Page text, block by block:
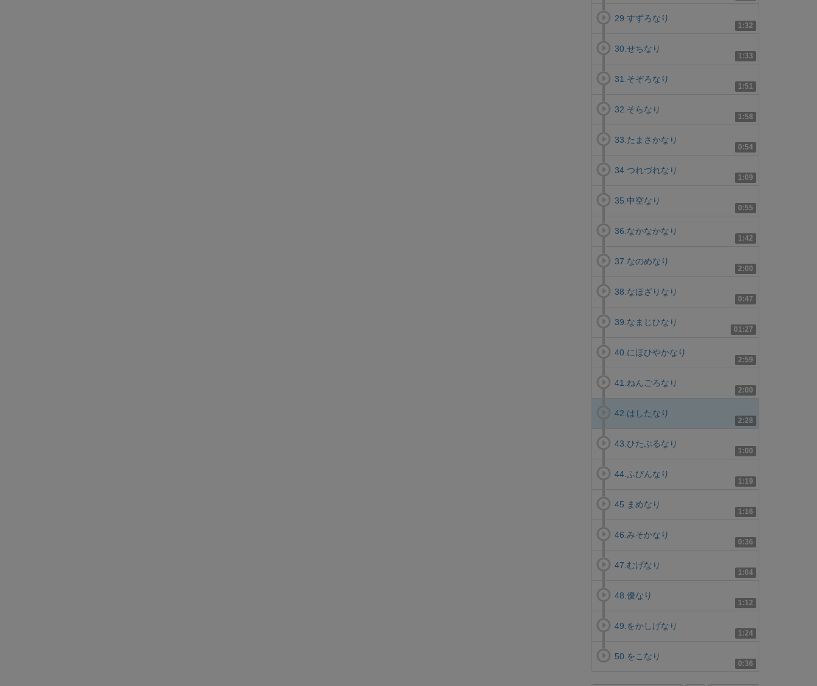
1:32
29.すずろなり
1:33
30.せちなり
1:51
31.そぞろなり
1:58
32.そらなり
0:54
33.たまさかなり
1:09
34.つれづれなり
0:55
35.中空なり
1:42
36.なかなかなり
2:00
37.なのめなり
0:47
38.なほざりなり
01:27
39.なまじひなり
2:59
40.にほひやかなり
2:00
41.ねんごろなり
2:28
42.はしたなり
1:00
43.ひたぶるなり
1:19
44.ふびんなり
1:16
45.まめなり
0:36
46.みそかなり
1:04
47.むげなり
1:12
48.優なり
1:24
49.をかしげなり
0:36
50.をこなり